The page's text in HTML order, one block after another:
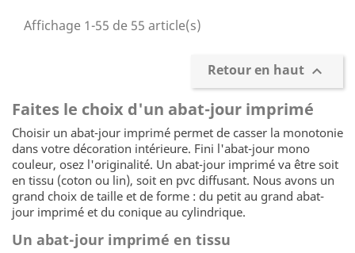
Affichage 1-55 de 55 article(s)
Retour en haut 
Faites le choix d'un abat-jour imprimé
Choisir un abat-jour imprimé permet de casser la monotonie
dans votre décoration intérieure. Fini l'abat-jour mono
couleur, osez l'originalité. Un abat-jour imprimé va être soit
en tissu (coton ou lin), soit en pvc diffusant. Nous avons un
grand choix de taille et de forme : du petit au grand abat-
jour imprimé et du conique au cylindrique.
Un abat-jour imprimé en tissu